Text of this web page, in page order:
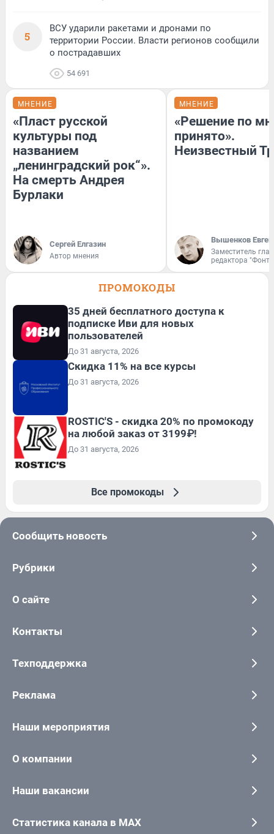
5
ВСУ ударили ракетами и дронами по
территории России. Власти регионов сообщили
о пострадавших
54 691
МНЕНИЕ
«Пласт русской
культуры под
названием
„ленинградский рок“».
На смерть Андрея
Бурлаки
Сергей Елгазин
Автор мнения
МНЕНИЕ
«Решение по
принято».
Неизвестный
Вышенков
Заместитель
редактора
ПРОМОКОДЫ
35 дней бесплатного доступа к
подписке Иви для новых
пользователей
До 31 августа, 2026
Скидка 11% на все курсы
До 31 августа, 2026
ROSTIC'S - скидка 20% по промокоду
на любой заказ от 3199₽!
До 31 августа, 2026
Все промокоды
Сообщить новость
Рубрики
О сайте
Контакты
Техподдержка
Реклама
Наши мероприятия
О компании
Наши вакансии
Статистика канала в MAX